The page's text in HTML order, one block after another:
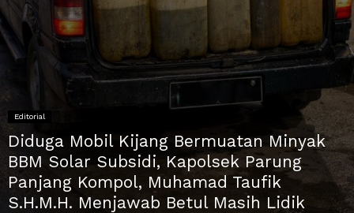
Editorial
Diduga Mobil Kijang Bermuatan Minyak
BBM Solar Subsidi, Kapolsek Parung
Panjang Kompol, Muhamad Taufik
S.H.M.H. Menjawab Betul Masih Lidik